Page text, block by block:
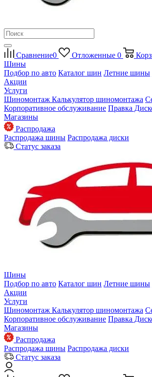
Сравнение0 Отложенные 0
Шины
Подбор по авто Каталог шин Летние шины
Акции
Услуги
Шиномонтаж Калькулятор шиномонтажа
Корпоративное обслуживание Правка
Магазины
Распродажа
Распродажа шины Распродажа диски
Статус заказа
Шины
Подбор по авто Каталог шин Летние шины
Акции
Услуги
Шиномонтаж Калькулятор шиномонтажа
Корпоративное обслуживание Правка
Магазины
Распродажа
Распродажа шины Распродажа диски
Статус заказа